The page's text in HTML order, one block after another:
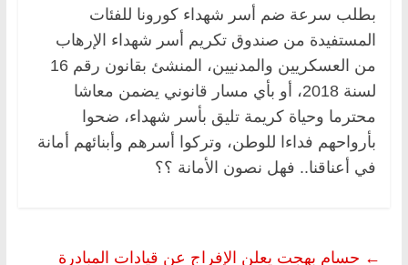
بطلب سرعة ضم أسر شهداء كورونا للفئات
المستفيدة من صندوق تكريم أسر شهداء الإرهاب
من العسكريين والمدنيين، المنشئ بقانون رقم 16
لسنة 2018، أو بأي مسار قانوني يضمن معاشا
محترما وحياة كريمة تليق بأسر شهداء، ضحوا
بأرواحهم فداءا للوطن، وتركوا أسرهم وأبنائهم أمانة
في أعناقنا.. فهل نصون الأمانة ؟؟
← حسام بهجت يعلن الإفراج عن قيادات المبادرة